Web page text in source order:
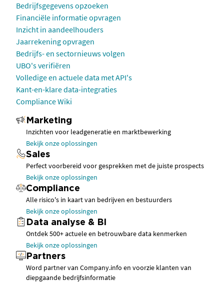
Bedrijfsgegevens opzoeken
Financiële informatie opvragen
Inzicht in aandeelhouders
Jaarrekening opvragen
Bedrijfs- en sectornieuws volgen
UBO's verifiëren
Volledige en actuele data met API's
Kant-en-klare data-integraties
Compliance Wiki
Marketing
Inzichten voor leadgeneratie en marktbewerking
Bekijk onze oplossingen
Sales
Perfect voorbereid voor gesprekken met de juiste prospects
Bekijk onze oplossingen
Compliance
Alle risico's in kaart van bedrijven en bestuurders
Bekijk onze oplossingen
Data analyse & BI
Ontdek 500+ actuele en betrouwbare data kenmerken
Bekijk onze oplossingen
Partners
Word partner van Company.info en voorzie klanten van
diepgaande bedrijfsinformatie